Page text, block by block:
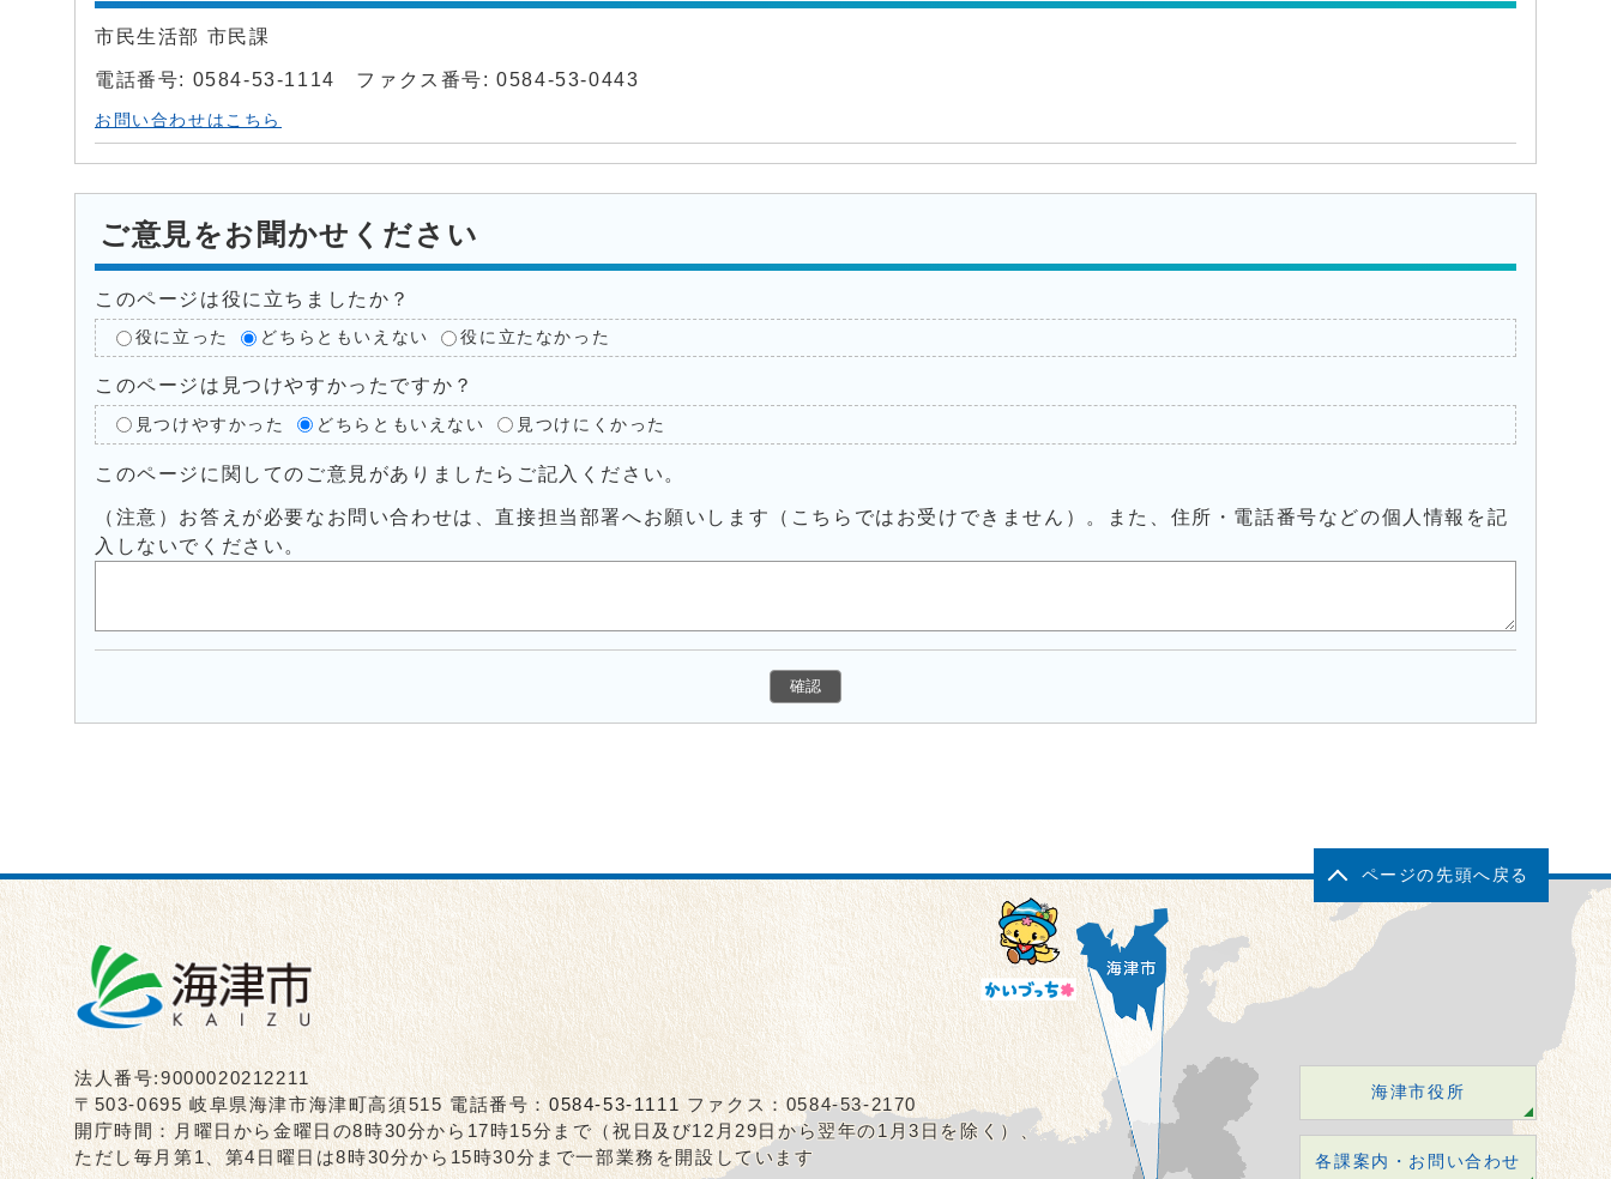
市民生活部 市民課
電話番号: 0584-53-1114 ファクス番号: 0584-53-0443
お問い合わせはこちら
ご意見をお聞かせください
このページは役に立ちましたか？
役に立った どちらともいえない 役に立たなかった
このページは見つけやすかったですか？
見つけやすかった どちらともいえない 見つけにくかった
このページに関してのご意見がありましたらご記入ください。
（注意）お答えが必要なお問い合わせは、直接担当部署へお願いします（こちらではお受けできません）。また、住所・電話番号などの個人情報を記
入しないでください。
ページの先頭へ戻る
法人番号:9000020212211
〒503-0695 岐阜県海津市海津町高須515 電話番号：0584-53-1111ファクス：0584-53-2170
開庁時間：月曜日から金曜日の8時30分から17時15分まで（祝日及び12月29日から翌年の1月3日を除く）、
ただし毎月第1、第4日曜日は8時30分から15時30分まで一部業務を開設しています
海津市役所
各課案内・お問い合わせ